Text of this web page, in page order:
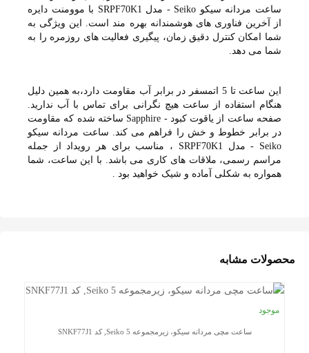
ساعت مردانه سیکو Seiko - مدل SRPF70K1 با موومنت دایره
از آخرین فناوری های هوشمندانه بهره مند است. این ویژگی به
شما امکان کنترل دقیق زمان، پیگیری فعالیت های روزمره را به
شما می دهد.
این ساعت تا 5 اتمسفر در برابر آب مقاومت دارد،به همین دلیل
هنگام استفاده از ساعت هیچ نگرانی برای تماس با آب ندارید.
صفحه ساعت از یاقوت کبود - Sapphire ساخته شده که مقاومت
در برابر خطوط و خش را فراهم می کند. ساعت مردانه سیکو
Seiko - مدل SRPF70K1 ، مناسب برای هر رویداد از جمله
مراسم رسمی، ملاقات های کاری می باشد. با این ساعت، شما
همواره به شکلی آماده و شیک خواهید بود .
محصولات مشابه
موجود
ساعت مچی مردانه سیکو، زیرمجموعه Seiko 5, کد SNKF77J1